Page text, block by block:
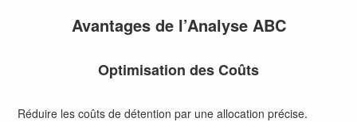
Avantages de l’Analyse ABC
Optimisation des Coûts
Réduire les coûts de détention par une allocation précise.